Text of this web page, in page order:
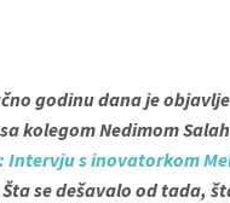
godinu dana je
kolegom Nedimom
Intervju s inovatorkom
se dešavalo od tada,